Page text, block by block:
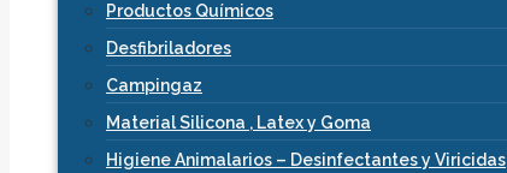
Productos Químicos
Desfibriladores
Campingaz
Material Silicona , Latex y Goma
Higiene Animalarios – Desinfectantes y Viricidas